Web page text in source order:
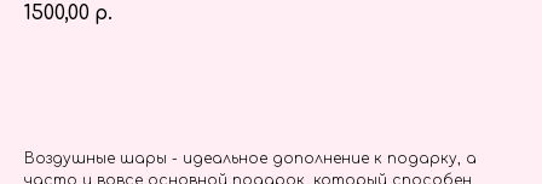
1500,00 р.
Воздушные шары - идеальное дополнение к подарку, а
часто и вовсе основной подарок, который способен